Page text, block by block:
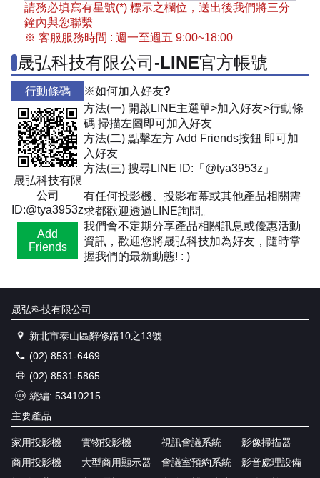
請務必填寫有星號(*) 標示之欄位，送出後我們將三分
鐘內與您聯繫
※ 客服服務時間 : 週一至週五 9:00~18:00
晟弘科技有限公司-LINE官方帳號
行動條碼
晟弘科技有限
公司
ID:@tya3953z
Add
Friends
※如何加入好友?
方法(一) 開啟LINE主選單>加入好友>行動條
碼 掃描左圖即可加入好友
方法(二) 點擊左方 Add Friends按鈕 即可加
入好友
方法(三) 搜尋LINE ID:「@tya3953z」
有任何投影機、投影布幕或其他產品相關需
求都歡迎透過LINE詢問。
我們會不定期分享產品相關訊息或優惠活動
資訊，歡迎您將晟弘科技加為好友，隨時掌
握我們的最新動態! : )
晟弘科技有限公司
新北市泰山區辭修路10之13號
(02) 8531-6469
(02) 8531-5865
統編: 53410215
主要產品
家用投影機
商用投影機
實物投影機
大型商用顯示器
視訊會議系統
會議室預約系統
影像掃描器
影音處理設備